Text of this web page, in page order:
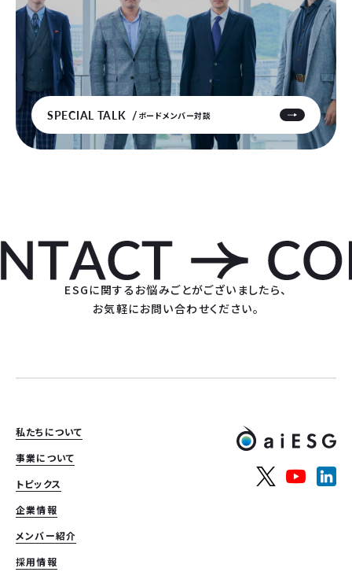
SPECIAL TALK ボードメンバー対談
ESGに関するお悩みごとがございましたら、
お気軽にお問い合わせください。
私たちについて
事業について
トピックス
企業情報
メンバー紹介
採用情報